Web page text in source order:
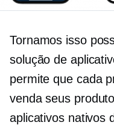
Tornamos isso
solução de
permite que cada
venda seus
aplicativos nativos